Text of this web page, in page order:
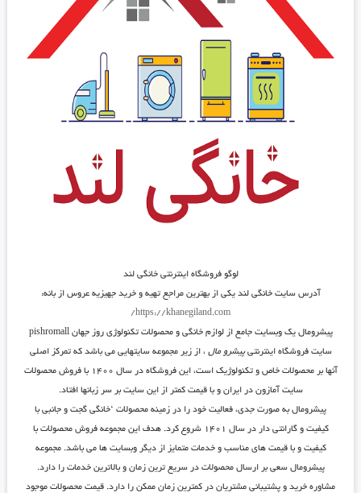
لوگو فروشگاه اینترنتی خانگی لند
آدرس سایت خانگی لند یکی از بهترین مراجع تهیه و خرید جهیزیه عروس از بانه:
https://khanegiland.com/
پیشرومال یک وبسایت جامع از لوازم خانگی و محصولات تکنولوژی روز جهان pishromall
سایت فروشگاه اینترنتیپیشرو مال ، از زیر مجموعه سایتهایی می باشد که تمرکز اصلی
آنها بر محصولات خاص و تکنولوژیک است، این فروشگاه در سال ۱۴۰۰ با فروش محصولات
سایت آمازون در ایران و با قیمت کمتر از این سایت بر سر زبانها افتاد.
پیشرومال به صورت جدی، فعالیت خود را در زمینه محصولات ‘خانگی گجت و جانبی با
کیفیت و گارانتی دار در سال ۱۴۰۱ شروع کرد. هدف این مجموعه فروش محصولات با
کیفیت و با قیمت های مناسب و خدمات متمایز از دیگر وبسایت ها می باشد. مجموعه
پیشرومال سعی بر ارسال محصولات در سریع ترین زمان و بالاترین خدمات را دارد.
مشاوره خرید و پشتیبانی مشتریان در کمترین زمان ممکن را دارد. قیمت محصولات موجود